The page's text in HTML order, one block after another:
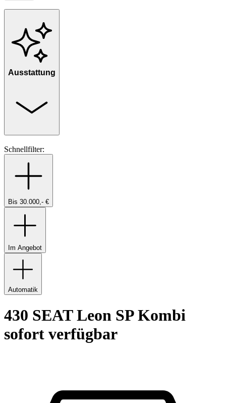
Ausstattung
Schnellfilter:
Bis 30.000,- €
Im Angebot
Automatik
430 SEAT Leon SP Kombi
sofort verfügbar